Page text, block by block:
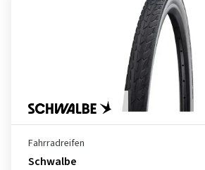
Fahrradreifen
Schwalbe